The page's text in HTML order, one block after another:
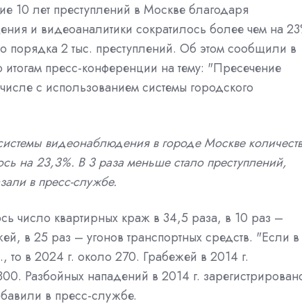
10 лет преступлений в Москве благодаря
и видеоаналитики сократилось более чем на
порядка 2 тыс. преступлений. Об этом сообщили в
пресс-конференции на тему: "Пресечение
с использованием системы городского
видеонаблюдения в городе Москве
на 23,3%. В 3 раза меньше стало преступлений,
в пресс-службе.
число квартирных краж в 34,5 раза, в 10 раз –
в 25 раз – угонов транспортных средств. "Если в
в 2024 г. около 270. Грабежей в 2014 г.
Разбойных нападений в 2014 г.
в пресс-службе.